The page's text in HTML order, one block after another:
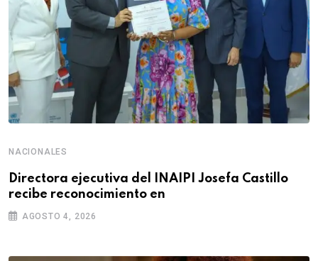
NACIONALES
Directora ejecutiva del INAIPI Josefa Castillo
recibe reconocimiento en
AGOSTO 4, 2026